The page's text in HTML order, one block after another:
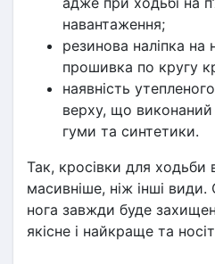
навантаження;
резинова наліпка на
прошивка по кругу
наявність
верху, що
гуми та синтетики.
Так, кросівки для ходьби
масивніше, ніж інші
нога завжди буде
якісне і найкраще та